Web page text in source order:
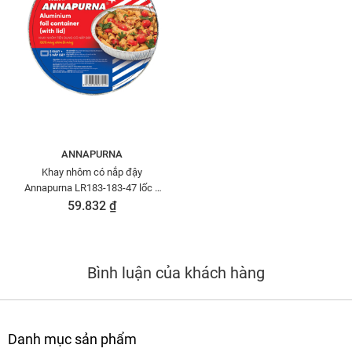
ANNAPURNA
Khay nhôm có nắp đậy
Annapurna LR183-183-47 lốc 5
cái 0003049
59.832 ₫
Bình luận của khách hàng
Danh mục sản phẩm